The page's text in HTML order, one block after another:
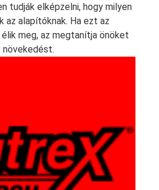
tudják elképzelni, hogy milyen
az alapítóknak. Ha ezt az
meg, az megtanítja önöket